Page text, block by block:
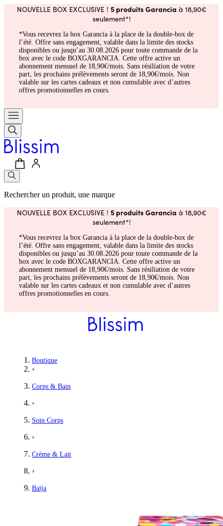
NOUVELLE BOX EXCLUSIVE ! 5 produits Garancia à 18,90€
seulement*!
*Vous recevrez la box Garancia à la place de la double-box de
l’été. Offre sans engagement, valable dans la limite des stocks
disponibles ou jusqu’au 30.08.2026 pour toute commande de la
box avec le code BOXGARANCIA. Cette offre active un
abonnement mensuel de 18,90€/mois. Sans résiliation de votre
part, les prochains prélèvements seront de 18,90€/mois. Non
valable sur les cartes cadeaux et non cumulable avec d’autres
offres promotionnelles en cours.
Rechercher un produit, une marque
NOUVELLE BOX EXCLUSIVE ! 5 produits Garancia à 18,90€
seulement*!
*Vous recevrez la box Garancia à la place de la double-box de
l’été. Offre sans engagement, valable dans la limite des stocks
disponibles ou jusqu’au 30.08.2026 pour toute commande de la
box avec le code BOXGARANCIA. Cette offre active un
abonnement mensuel de 18,90€/mois. Sans résiliation de votre
part, les prochains prélèvements seront de 18,90€/mois. Non
valable sur les cartes cadeaux et non cumulable avec d’autres
offres promotionnelles en cours.
Boutique
›
Corps & Bain
›
Soin Corps
›
Crème & Lait
›
Baïja